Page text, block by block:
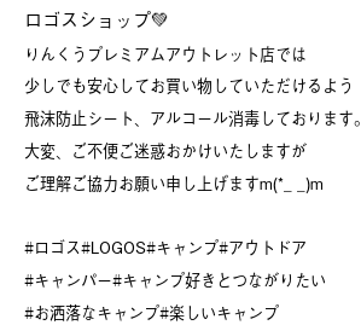
ロゴスショップ💚
りんくうプレミアムアウトレット店では
少しでも安心してお買い物していただけるよう
飛沫防止シート、アルコール消毒しております。
大変、ご不便ご迷惑おかけいたしますが
ご理解ご協力お願い申し上げますm(*_ _)m
#ロゴス#LOGOS#キャンプ#アウトドア
#キャンパー#キャンプ好きとつながりたい
#お洒落なキャンプ#楽しいキャンプ